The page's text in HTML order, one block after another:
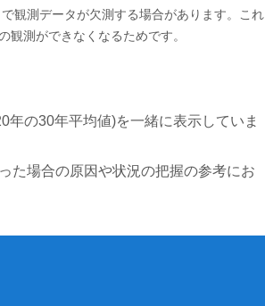
観測データが欠測する場合があります。これ
観測ができなくなるためです。
の30年平均値)を一緒に表示していま
た場合の原因や状況の把握の参考にお